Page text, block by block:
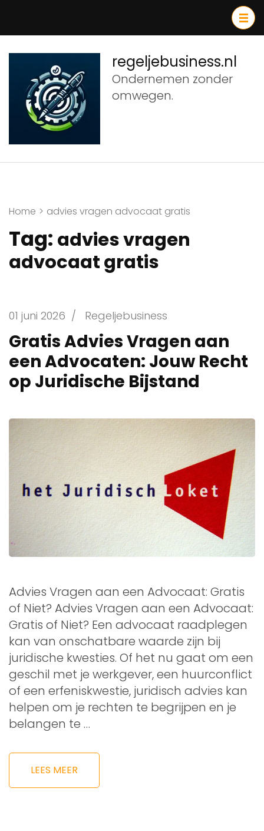
inhoud
(druk
Enter)
regeljebusiness.nl
Ondernemen zonder
omwegen.
Home > advies vragen advocaat gratis
Tag: advies vragen
advocaat gratis
01 juni 2026 / Regeljebusiness
Gratis Advies Vragen aan
een Advocaten: Jouw Recht
op Juridische Bijstand
Advies Vragen aan een Advocaat: Gratis
of Niet? Advies Vragen aan een Advocaat:
Gratis of Niet? Een advocaat raadplegen
kan van onschatbare waarde zijn bij
juridische kwesties. Of het nu gaat om een
geschil met je werkgever, een huurconflict
of een erfeniskwestie, juridisch advies kan
helpen om je rechten te begrijpen en je
belangen te …
LEES MEER